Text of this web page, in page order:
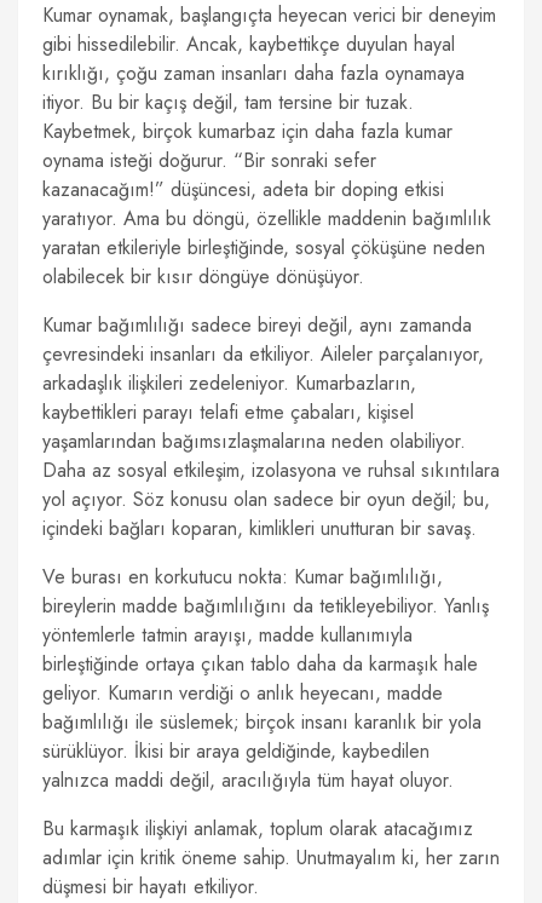
Kumar oynamak, başlangıçta heyecan verici bir deneyim
gibi hissedilebilir. Ancak, kaybettikçe duyulan hayal
kırıklığı, çoğu zaman insanları daha fazla oynamaya
itiyor. Bu bir kaçış değil, tam tersine bir tuzak.
Kaybetmek, birçok kumarbaz için daha fazla kumar
oynama isteği doğurur. “Bir sonraki sefer
kazanacağım!” düşüncesi, adeta bir doping etkisi
yaratıyor. Ama bu döngü, özellikle maddenin bağımlılık
yaratan etkileriyle birleştiğinde, sosyal çöküşüne neden
olabilecek bir kısır döngüye dönüşüyor.
Kumar bağımlılığı sadece bireyi değil, aynı zamanda
çevresindeki insanları da etkiliyor. Aileler parçalanıyor,
arkadaşlık ilişkileri zedeleniyor. Kumarbazların,
kaybettikleri parayı telafi etme çabaları, kişisel
yaşamlarından bağımsızlaşmalarına neden olabiliyor.
Daha az sosyal etkileşim, izolasyona ve ruhsal sıkıntılara
yol açıyor. Söz konusu olan sadece bir oyun değil; bu,
içindeki bağları koparan, kimlikleri unutturan bir savaş.
Ve burası en korkutucu nokta: Kumar bağımlılığı,
bireylerin madde bağımlılığını da tetikleyebiliyor. Yanlış
yöntemlerle tatmin arayışı, madde kullanımıyla
birleştiğinde ortaya çıkan tablo daha da karmaşık hale
geliyor. Kumarın verdiği o anlık heyecanı, madde
bağımlılığı ile süslemek; birçok insanı karanlık bir yola
sürüklüyor. İkisi bir araya geldiğinde, kaybedilen
yalnızca maddi değil, aracılığıyla tüm hayat oluyor.
Bu karmaşık ilişkiyi anlamak, toplum olarak atacağımız
adımlar için kritik öneme sahip. Unutmayalım ki, her zarın
düşmesi bir hayatı etkiliyor.